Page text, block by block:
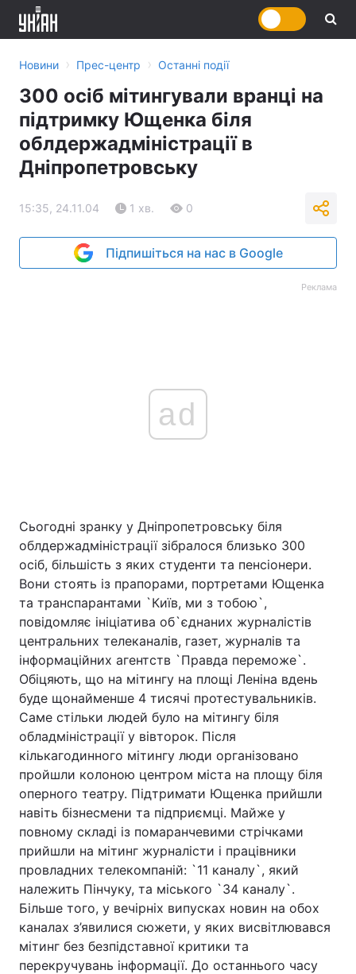
Головна Війна
Україна Політика
Економіка Світ
Спорт Наука
Техно і зв'язок Лайт
Зброя Інциденти
Новини › Прес-центр › Останні події
300 осіб мітингували вранці на
підтримку Ющенка біля
облдержадміністрації в
Дніпропетровську
15:35, 24.11.04 1 хв. 0
Підпишіться на нас в Google
Реклама
ad
Сьогодні зранку у Дніпропетровську біля
облдержадміністрації зібралося близько 300
осіб, більшість з яких студенти та пенсіонери.
Вони стоять із прапорами, портретами Ющенка
та транспарантами `Київ, ми з тобою`,
повідомляє ініціатива об`єднаних журналістів
центральних телеканалів, газет, журналів та
інформаційних агентств `Правда переможе`.
Обіцяють, що на мітингу на площі Леніна вдень
буде щонайменше 4 тисячі протестувальників.
Саме стільки людей було на мітингу біля
обладміністрації у вівторок. Після
кількагодинного мітингу люди організовано
пройшли колоною центром міста на площу біля
оперного театру. Підтримати Ющенка прийшли
навіть бізнесмени та підприємці. Майже у
повному складі із помаранчевими стрічками
прийшли на мітинг журналісти і працівники
провладних телекомпаній: `11 каналу`, який
належить Пінчуку, та міського `34 каналу`.
Більше того, у вечірніх випусках новин на обох
каналах з’явилися сюжети, у яких висвітлювався
мітинг без безпідставної критики та
перекручувань інформації. До останнього часу